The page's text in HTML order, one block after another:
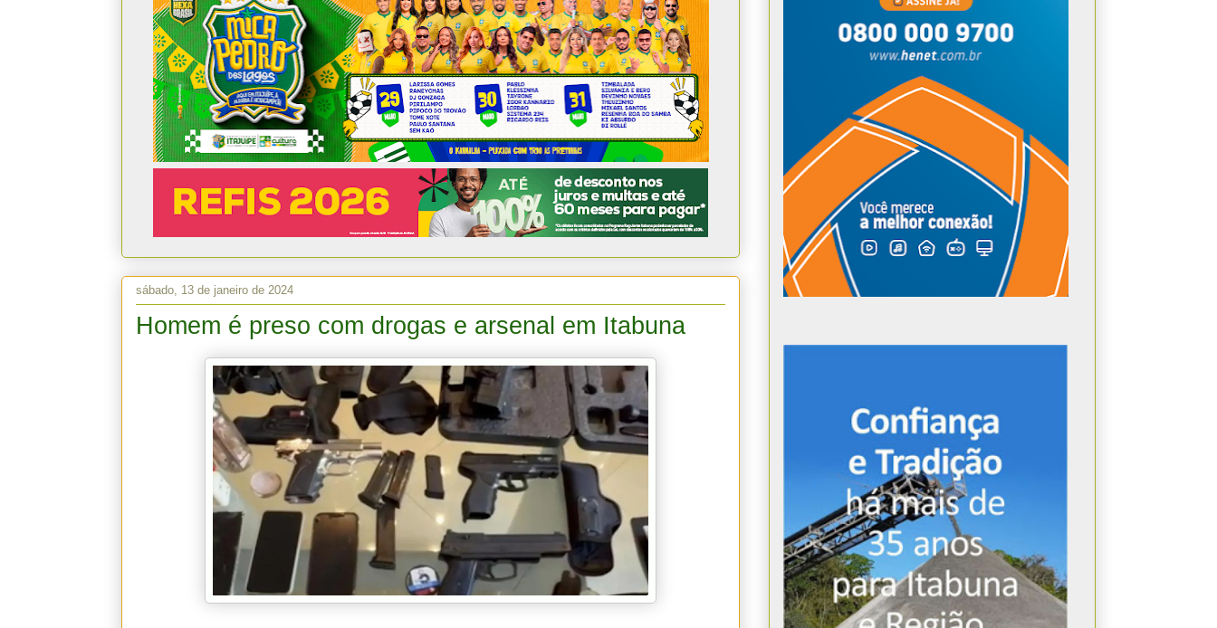
sábado, 13 de janeiro de 2024
Homem é preso com drogas e arsenal em Itabuna